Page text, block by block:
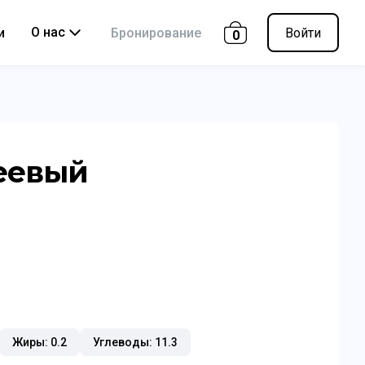
О нас Бронирование 0 Войти
Жиры: 0.2 Углеводы: 11.3